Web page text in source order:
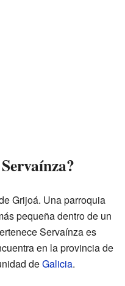
Grijoá. Una parroquia
pequeña dentro de un
Servaínza es
en la provincia de
deGalicia.